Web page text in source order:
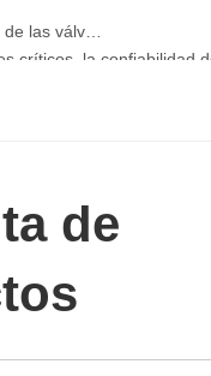
críticos, la
de